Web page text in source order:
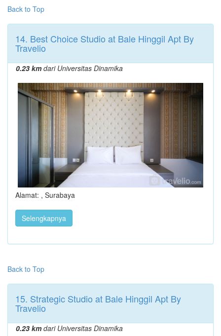
Back to Top
14. Best Choice Studio at Bale Hinggil Apt By
Travelio
0.23 kmdari Universitas Dinamika
Alamat: , Surabaya
Selengkapnya
Back to Top
15. Strategic Studio at Bale Hinggil Apt By
Travelio
0.23 kmdari Universitas Dinamika